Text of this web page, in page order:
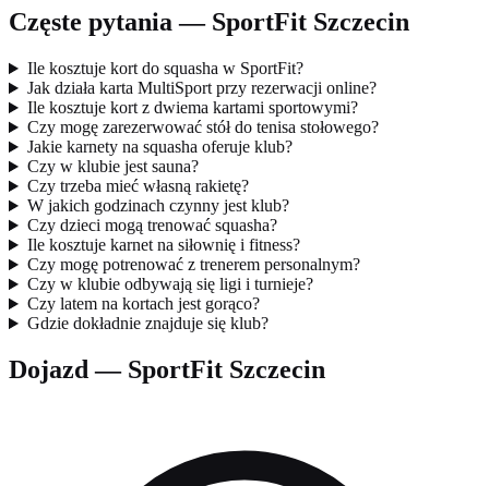
Częste pytania — SportFit Szczecin
Ile kosztuje kort do squasha w SportFit?
Jak działa karta MultiSport przy rezerwacji online?
Ile kosztuje kort z dwiema kartami sportowymi?
Czy mogę zarezerwować stół do tenisa stołowego?
Jakie karnety na squasha oferuje klub?
Czy w klubie jest sauna?
Czy trzeba mieć własną rakietę?
W jakich godzinach czynny jest klub?
Czy dzieci mogą trenować squasha?
Ile kosztuje karnet na siłownię i fitness?
Czy mogę potrenować z trenerem personalnym?
Czy w klubie odbywają się ligi i turnieje?
Czy latem na kortach jest gorąco?
Gdzie dokładnie znajduje się klub?
Dojazd — SportFit Szczecin